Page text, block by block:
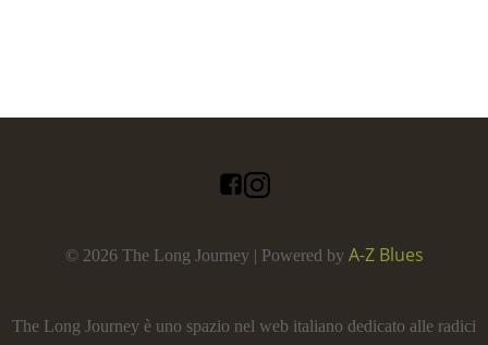
© 2026 The Long Journey | Powered by A-Z Blues
The Long Journey è uno spazio nel web italiano dedicato alle radici